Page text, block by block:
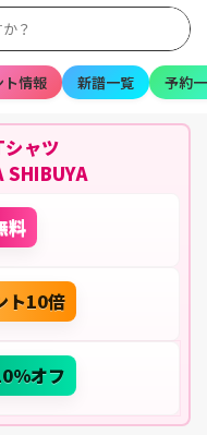
情報 新譜一覧 予約
ャツ
SHIBUYA
料
ト10倍
オフ